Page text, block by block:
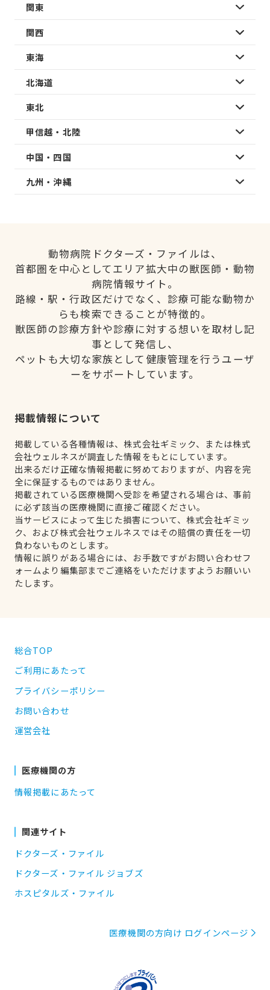
関東
関西
東海
北海道
東北
甲信越・北陸
中国・四国
九州・沖縄
動物病院ドクターズ・ファイルは、
首都圏を中心としてエリア拡大中の獣医師・動物
病院情報サイト。
路線・駅・行政区だけでなく、診療可能な動物か
らも検索できることが特徴的。
獣医師の診療方針や診療に対する想いを取材し記
事として発信し、
ペットも大切な家族として健康管理を行うユーザ
ーをサポートしています。
掲載情報について
掲載している各種情報は、株式会社ギミック、または株式
会社ウェルネスが調査した情報をもとにしています。
出来るだけ正確な情報掲載に努めておりますが、内容を完
全に保証するものではありません。
掲載されている医療機関へ受診を希望される場合は、事前
に必ず該当の医療機関に直接ご確認ください。
当サービスによって生じた損害について、株式会社ギミッ
ク、および株式会社ウェルネスではその賠償の責任を一切
負わないものとします。
情報に誤りがある場合には、お手数ですがお問い合わせフ
ォームより編集部までご連絡をいただけますようお願いい
たします。
総合TOP
ご利用にあたって
プライバシーポリシー
お問い合わせ
運営会社
医療機関の方
情報掲載にあたって
関連サイト
ドクターズ・ファイル
ドクターズ・ファイル ジョブズ
ホスピタルズ・ファイル
医療機関の方向け ログインページ